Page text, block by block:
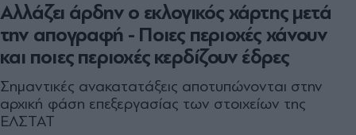
Αλλάζει άρδην ο εκλογικός χάρτης µετά
την απογραφή - Ποιες περιοχές χάνουν
και ποιες περιοχές κερδίζουν έδρες
Σημαντικές ανακατατάξεις αποτυπώνονται στην
αρχική φάση επεξεργασίας των στοιχείων της
ΕΛΣΤΑΤ